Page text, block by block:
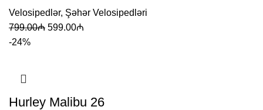
Velosipedlər, Şəhər Velosipedləri
799.00₼ 599.00₼
-24%
Hurley Malibu 26